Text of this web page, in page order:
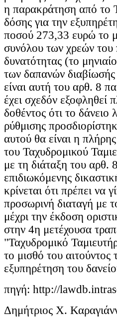
η παρακράτηση από το
δόσης για την
ποσού 273,33 ευρώ το
συνόλου των χρεών
δυνατότητας (το
των δαπανών διαβίωσής
είναι αυτή του αρθ. 8
έχει σχεδόν εξοφληθεί
δοθέντος ότι το
ρύθμισης
αυτού θα είναι η
του Ταχυδρομικού
με τη διάταξη του αρθ.
επιδιωκόμενης
κρίνεται ότι πρέπει να
προσωρινή διαταγή με
μέχρι την έκδοση
στην 4η μετέχουσα
"Ταχυδρομικό
το μισθό του αιτούντος
εξυπηρέτηση του
πηγή: http://
Δημήτριος Χ.